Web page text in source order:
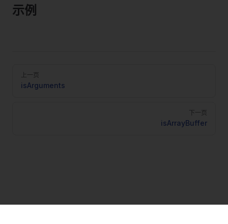
示例
Pager
上一页
isArguments
下一页
isArrayBuffer